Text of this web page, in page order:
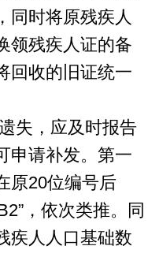
同时将原残疾人
领残疾人证的备
回收的旧证统一
，应及时报告
申请补发。第一
原20位编号后
，依次类推。同
疾人人口基础数